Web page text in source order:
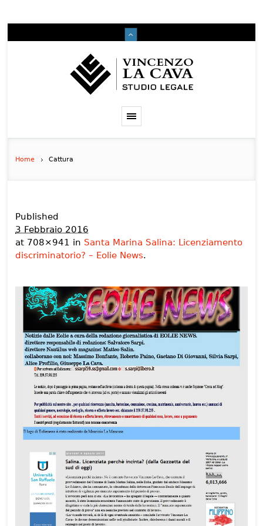
Home Cattura
Published
3 Febbraio 2016
at 708×941 in Santa Marina Salina: Licenziamento
discriminatorio? – Eolie News.